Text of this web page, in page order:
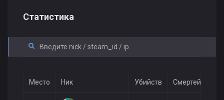
Статистика
Место Ник Убийств Смертей